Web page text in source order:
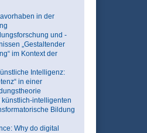
in der
und -
„Gestaltender
im Kontext der
Intelligenz:
in einer
künstlich-intelligenten
Bildung
Why do digital